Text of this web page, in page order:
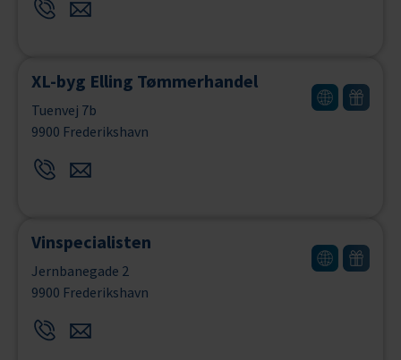
XL-byg Elling Tømmerhandel
Tuenvej 7b
9900 Frederikshavn
Vinspecialisten
Jernbanegade 2
9900 Frederikshavn